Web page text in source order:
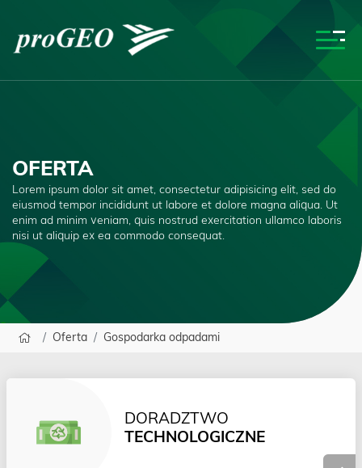
OFERTA
Lorem ipsum dolor sit amet, consectetur adipisicing elit, sed do
eiusmod tempor incididunt ut labore et dolore magna aliqua. Ut
enim ad minim veniam, quis nostrud exercitation ullamco laboris
nisi ut aliquip ex ea commodo consequat.
Oferta Gospodarka odpadami
DORADZTWO
TECHNOLOGICZNE